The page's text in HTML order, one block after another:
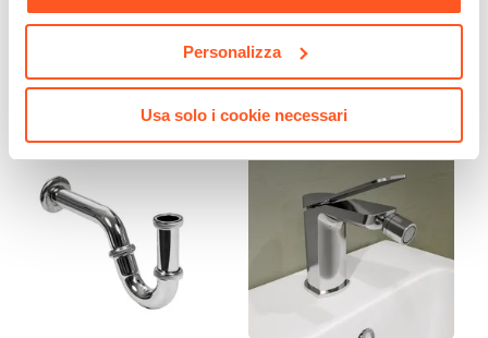
Personalizza
Usa solo i cookie necessari
Gedy